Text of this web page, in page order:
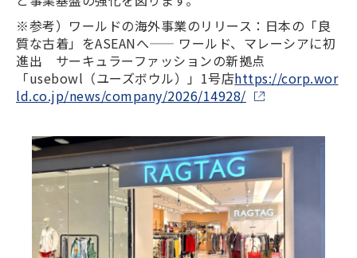
※参考）ワールドの海外事業のリリース：日本の「良
質な古着」をASEANへ—— ワールド、マレーシアに初
進出 サーキュラーファッションの新拠点
「usebowl（ユーズボウル）」1号店https://corp.wor
ld.co.jp/news/company/2026/14928/